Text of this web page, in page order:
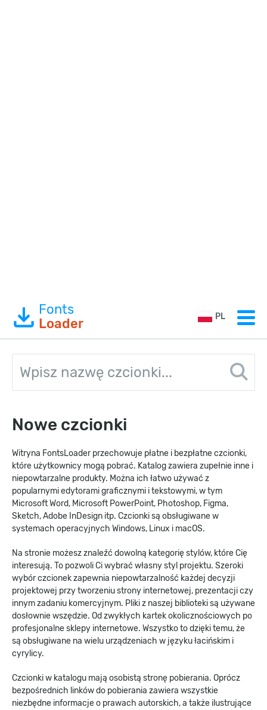
Fonts
Loader
PL
Nowe czcionki
Witryna FontsLoader przechowuje płatne i bezpłatne czcionki,
które użytkownicy mogą pobrać. Katalog zawiera zupełnie inne i
niepowtarzalne produkty. Można ich łatwo używać z
popularnymi edytorami graficznymi i tekstowymi, w tym
Microsoft Word, Microsoft PowerPoint, Photoshop, Figma,
Sketch, Adobe InDesign itp. Czcionki są obsługiwane w
systemach operacyjnych Windows, Linux i macOS.
Na stronie możesz znaleźć dowolną kategorię stylów, które Cię
interesują. To pozwoli Ci wybrać własny styl projektu. Szeroki
wybór czcionek zapewnia niepowtarzalność każdej decyzji
projektowej przy tworzeniu strony internetowej, prezentacji czy
innym zadaniu komercyjnym. Pliki z naszej biblioteki są używane
dosłownie wszędzie. Od zwykłych kartek okolicznościowych po
profesjonalne sklepy internetowe. Wszystko to dzięki temu, że
są obsługiwane na wielu urządzeniach w języku łacińskim i
cyrylicy.
Czcionki w katalogu mają osobistą stronę pobierania. Oprócz
bezpośrednich linków do pobierania zawiera wszystkie
niezbędne informacje o prawach autorskich, a także ilustrujące